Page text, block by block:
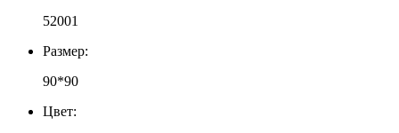
52001
Размер:
90*90
Цвет: